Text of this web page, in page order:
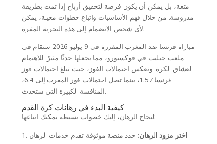
متعة، بل يمكن أن يكون فرصة لتحقيق أرباح إذا تمت بطريقة
مدروسة. من خلال فهم الأساسيات واتباع خطوات معينة، يمكن
لأي شخص الانضمام إلى هذه التجربة المثيرة.
مباراة فرنسا ضد المغرب المقررة في 9 يوليو 2026 ستقام في
ملعب جيليت في فوكسبورو، مما يجعلها حدثًا مثيرًا للاهتمام
لعشاق الكرة. وتعكس احتمالات الفوز، حيث تبلغ احتمالات فوز
فرنسا 1.57، بينما تصل احتمالات فوز المغرب إلى 6.4،
المنافسة الكبيرة التي ستحدث.
كيفية البدء في رهانات كرة القدم
لنجاح الرهان، إليك خطوات بسيطة يمكنك اتباعها:
اختر مزود الرهان: حدد منصة موثوقة تقدم خدمات الرهان